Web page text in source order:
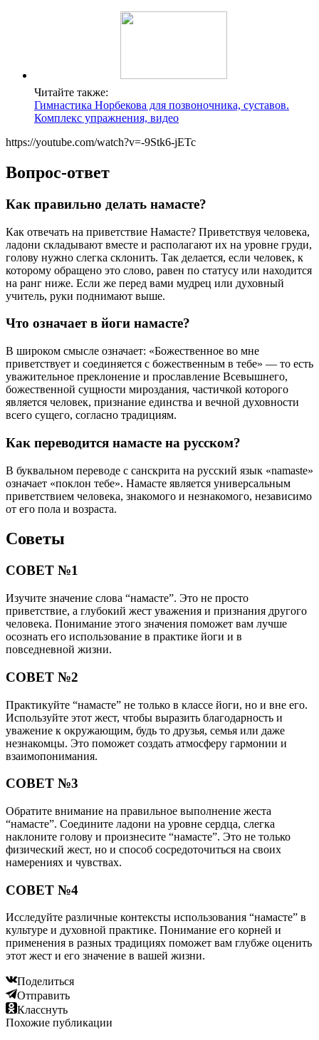
Читайте также:
Гимнастика Норбекова для позвоночника, суставов.
Комплекс упражнения, видео
https://youtube.com/watch?v=-9Stk6-jETc
Вопрос-ответ
Как правильно делать намасте?
Как отвечать на приветствие Намасте? Приветствуя человека,
ладони складывают вместе и располагают их на уровне груди,
голову нужно слегка склонить. Так делается, если человек, к
которому обращено это слово, равен по статусу или находится
на ранг ниже. Если же перед вами мудрец или духовный
учитель, руки поднимают выше.
Что означает в йоги намасте?
В широком смысле означает: «Божественное во мне
приветствует и соединяется с божественным в тебе» — то есть
уважительное преклонение и прославление Всевышнего,
божественной сущности мироздания, частичкой которого
является человек, признание единства и вечной духовности
всего сущего, согласно традициям.
Как переводится намасте на русском?
В буквальном переводе с санскрита на русский язык «namaste»
означает «поклон тебе». Намасте является универсальным
приветствием человека, знакомого и незнакомого, независимо
от его пола и возраста.
Советы
СОВЕТ №1
Изучите значение слова “намасте”. Это не просто
приветствие, а глубокий жест уважения и признания другого
человека. Понимание этого значения поможет вам лучше
осознать его использование в практике йоги и в
повседневной жизни.
СОВЕТ №2
Практикуйте “намасте” не только в классе йоги, но и вне его.
Используйте этот жест, чтобы выразить благодарность и
уважение к окружающим, будь то друзья, семья или даже
незнакомцы. Это поможет создать атмосферу гармонии и
взаимопонимания.
СОВЕТ №3
Обратите внимание на правильное выполнение жеста
“намасте”. Соедините ладони на уровне сердца, слегка
наклоните голову и произнесите “намасте”. Это не только
физический жест, но и способ сосредоточиться на своих
намерениях и чувствах.
СОВЕТ №4
Исследуйте различные контексты использования “намасте” в
культуре и духовной практике. Понимание его корней и
применения в разных традициях поможет вам глубже оценить
этот жест и его значение в вашей жизни.
Поделиться
Отправить
Класснуть
Похожие публикации